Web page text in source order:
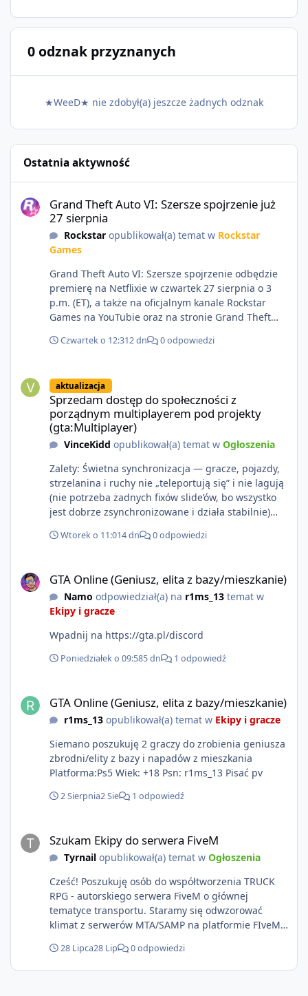
0 odznak przyznanych
★WeeD★ nie zdobył(a) jeszcze żadnych odznak
Ostatnia aktywność
Grand Theft Auto VI: Szersze spojrzenie już
27 sierpnia
Rockstaropublikował(a) temat w Rockstar
Games
Grand Theft Auto VI: Szersze spojrzenie odbędzie
premierę na Netflixie w czwartek 27 sierpnia o 3
p.m. (ET), a także na oficjalnym kanale Rockstar
Games na YouTubie oraz na stronie Grand Theft
https://netflix.com/GTAVI Grand Theft Auto VI
https://www.rockstargames.com/VI.
Czwartek o 12:312 dn 0 odpowiedzi
aktualizacja
Sprzedam dostęp do społeczności z
porządnym multiplayerem pod projekty
(gta:Multiplayer)
VinceKidd opublikował(a) temat w Ogłoszenia
Zalety: Świetna synchronizacja — gracze, pojazdy,
strzelanina i ruchy nie „teleportują się” i nie lagują
(nie potrzeba żadnych fixów slide’ów, bo wszystko
jest dobrze zsynchronizowane i działa stabilnie)
poziomie multiplayera Wygodne pisanie własnych
Kontakt: Discord — vincekidd Telegram —
xvincekidd Wideo demonstracyjne:
https://youtu.be/8IrdoG8iFz4
Wtorek o 11:014 dn 0 odpowiedzi
GTA Online (Geniusz, elita z bazy/mieszkanie)
Namo odpowiedział(a) na r1ms_13temat w
Ekipy i gracze
Wpadnij na https://gta.pl/discord
Poniedziałek o 09:585 dn 1 odpowiedź
GTA Online (Geniusz, elita z bazy/mieszkanie)
r1ms_13opublikował(a) temat w Ekipy i gracze
Siemano poszukuję 2 graczy do zrobienia geniusza
zbrodni/elity z bazy i napadów z mieszkania
Platforma:Ps5 Wiek: +18 Psn: r1ms_13 Pisać pv
2 Sierpnia2 Sie 1 odpowiedź
Szukam Ekipy do serwera FiveM
Tyrnailopublikował(a) temat w Ogłoszenia
Cześć! Poszukuję osób do współtworzenia TRUCK
RPG - autorskiego serwera FiveM o głównej
tematyce transportu. Staramy się odwzorować
klimat z serwerów MTA/SAMP na platformie FIveM.
którzy chcą robić coś innego niż jeździć ciężarówką.
Projekt tworzony jest od podstaw z naciskiem na
28 Lipca28 Lip 0 odpowiedzi